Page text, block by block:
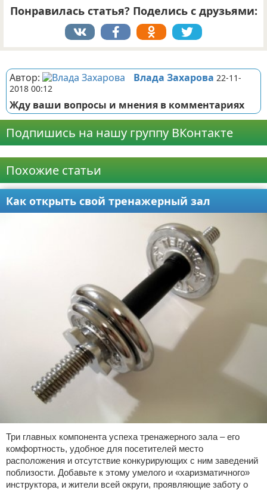
Понравилась статья? Поделись с друзьями:
Автор: Влада Захарова 22-11-
2018 00:12
Жду ваши вопросы и мнения в комментариях
Подпишись на нашу группу ВКонтакте
Похожие статьи
Как открыть свой тренажерный зал
Три главных компонента успеха тренажерного зала – его
комфортность, удобное для посетителей место
расположения и отсутствие конкурирующих с ним заведений
поблизости. Добавьте к этому умелого и «харизматичного»
инструктора, и жители всей округи, проявляющие заботу о